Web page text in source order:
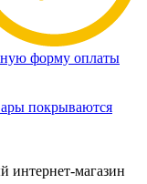
форму оплаты
покрываются
интернет-магазин